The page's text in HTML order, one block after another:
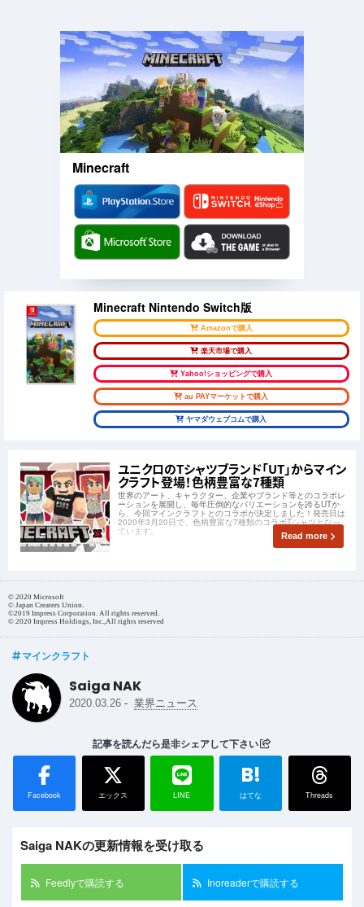
Minecraft
Minecraft Nintendo Switch版
Amazonで購入
楽天市場で購入
Yahoo!ショッピングで購入
au PAYマーケットで購入
ヤマダウェブコムで購入
ユニクロのTシャツブランド「UT」からマイン
クラフト登場！色柄豊富な7種類
世界のアート、キャラクター、企業やブランド等とのコラボレ
ーションを展開し、毎年圧倒的なバリエーションを誇るUTか
ら、今回マインクラフトとのコラボが決定しました！発売日は
2020年3月20日で、色柄豊富な7種類のコラボTシャツとなっ
ています。 Read more
© 2020 Microsoft
© Japan Creaters Union.
©2019 Impress Corporation. All rights reserved.
© 2020 Impress Holdings, Inc.,All rights reserved
マインクラフト
Saiga NAK
2020.03.26 - 業界ニュース
記事を読んだら是非シェアして下さい
Facebook エックス LINE
B!
はてな Threads
Saiga NAKの更新情報を受け取る
Feedlyで購読する Inoreaderで購読する